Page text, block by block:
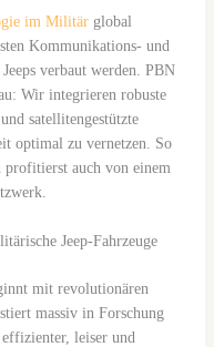
im Militärglobal
Kommunikations- und
verbaut werden. PBN
Wir integrieren robuste
satellitengestützte
optimal zu vernetzen. So
auch von einem
Jeep-Fahrzeuge
mit revolutionären
massiv in Forschung
leiser und